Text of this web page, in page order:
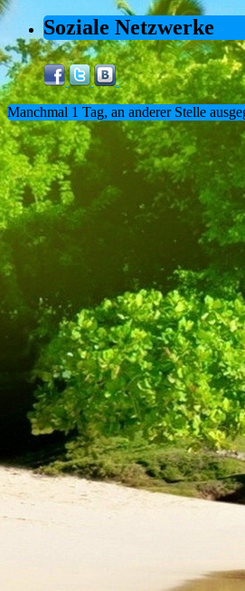
Soziale Netzwerke
Manchmal 1 Tag, an anderer Stelle